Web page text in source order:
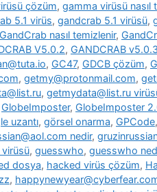
çözüm, gamma virüsü nasıl
5.1 virüs, gandcrab 5.1 virüsü,
GandCrab nasıl temizlenir,
V5.0.2, GANDCRAB v5.0.3
, GC47, GDCB çözüm,
, getmy@protonmail.com,
, getmydata@list.ru
GlobeImposter, GlobeImposter
uzantı, görsel onarma, GPCode,
nedir,
, guesswho, guesswho
dosya, hacked virüs çözüm,
,